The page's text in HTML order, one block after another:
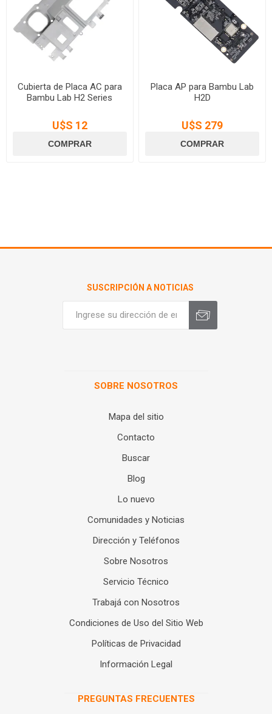
Cubierta de Placa AC para
Bambu Lab H2 Series
U$S 12
Placa AP para Bambu Lab
H2D
U$S 279
SUSCRIPCIÓN A NOTICIAS
SOBRE NOSOTROS
Mapa del sitio
Contacto
Buscar
Blog
Lo nuevo
Comunidades y Noticias
Dirección y Teléfonos
Sobre Nosotros
Servicio Técnico
Trabajá con Nosotros
Condiciones de Uso del Sitio Web
Políticas de Privacidad
Información Legal
PREGUNTAS FRECUENTES